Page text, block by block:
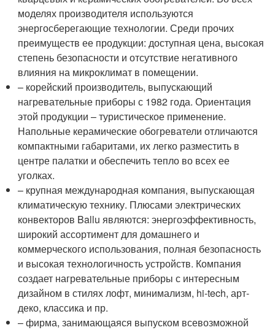
моделях производителя используются
энергосберегающие технологии. Среди прочих
преимуществ ее продукции: доступная цена, высокая
степень безопасности и отсутствие негативного
влияния на микроклимат в помещении.
– корейский производитель, выпускающий
нагревательные приборы с 1982 года. Ориентация
этой продукции – туристическое применение.
Напольные керамические обогреватели отличаются
компактными габаритами, их легко разместить в
центре палатки и обеспечить тепло во всех ее
уголках.
– крупная международная компания, выпускающая
климатическую технику. Плюсами электрических
конвекторов Ballu являются: энергоэффективность,
широкий ассортимент для домашнего и
коммерческого использования, полная безопасность
и высокая технологичность устройств. Компания
создает нагревательные приборы с интересным
дизайном в стилях лофт, минимализм, hi-tech, арт-
деко, классика и пр.
– фирма, занимающаяся выпуском всевозможной